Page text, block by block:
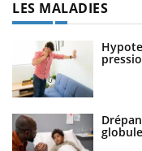
LES MALADIES